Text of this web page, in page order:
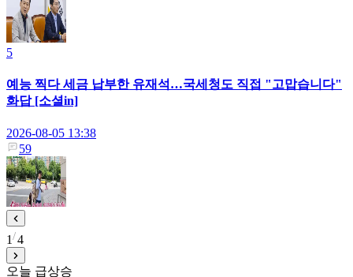
5
예능 찍다 세금 납부한 유재석…국세청도 직접 "고맙습니다"
화답 [소셜in]
2026-08-05 13:38
59
1 4
오늘 급상승